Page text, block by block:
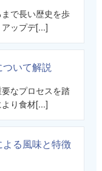
で長い歴史を歩
ップデ[...]
いて解説
なプロセスを踏
り食材[...]
る風味と特徴